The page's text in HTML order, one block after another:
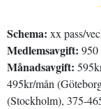
Schema: xx pass/
Medlemsavgift: 950
Månadsavgift:
495kr/mån
(Stockholm), 375-